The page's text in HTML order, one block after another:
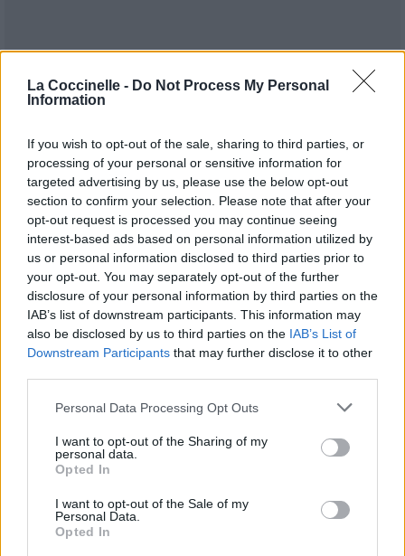
La Coccinelle - Do Not Process My Personal
Information
If you wish to opt-out of the sale, sharing to third parties, or
processing of your personal or sensitive information for
targeted advertising by us, please use the below opt-out
section to confirm your selection. Please note that after your
opt-out request is processed you may continue seeing
interest-based ads based on personal information utilized by
us or personal information disclosed to third parties prior to
your opt-out. You may separately opt-out of the further
disclosure of your personal information by third parties on the
IAB’s list of downstream participants. This information may
also be disclosed by us to third parties on the IAB’s List of
Downstream Participants that may further disclose it to other
Personal Data Processing Opt Outs
I want to opt-out of the Sharing of my
personal data.
Opted In
I want to opt-out of the Sale of my
Personal Data.
Opted In
Publié parPaul151 11184 3 4 7 le 15 janvier 2007 à
15h01.
Chanteurs : Pleymo
Albums : Rock
Paroles + Traduction Téléchargement
Vidéos
Commentaires
Pour prolonger le plaisir musical :